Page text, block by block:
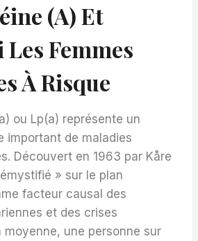
(a) Et
Femmes
À Risque
ou Lp(a) représente un
important de maladies
Découvert en 1963 par Kåre
» sur le plan
facteur causal des
et des crises
moyenne, une personne sur